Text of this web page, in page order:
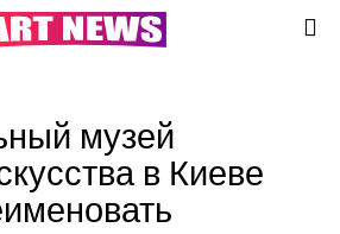
музей
в Киеве